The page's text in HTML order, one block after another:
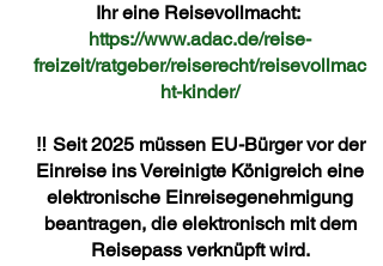
Ihr eine Reisevollmacht:
https://www.adac.de/reise-
freizeit/ratgeber/reiserecht/reisevollmac
ht-kinder/
‼️ Seit 2025 müssen EU-Bürger vor der
Einreise ins Vereinigte Königreich eine
elektronische Einreisegenehmigung
beantragen, die elektronisch mit dem
Reisepass verknüpft wird.